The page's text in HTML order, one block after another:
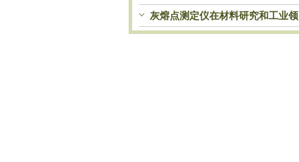
熔融性参数
灰熔点测定仪在材料研究和工业领
域中发挥重要作用